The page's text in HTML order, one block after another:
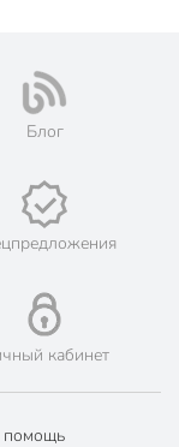
Блог
кабинет
помощь